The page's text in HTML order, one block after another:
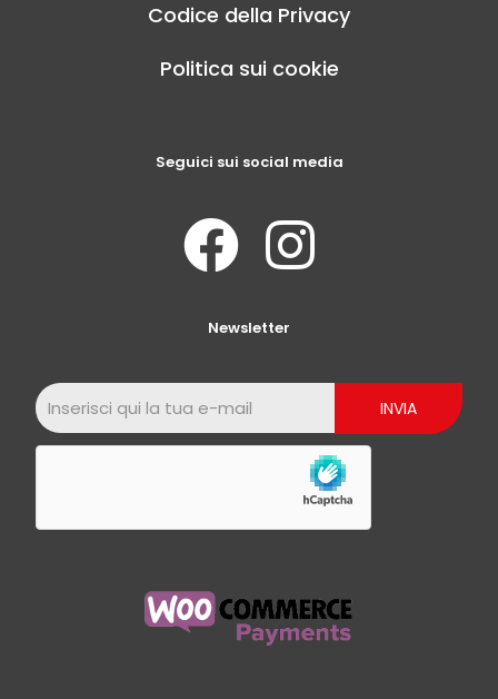
Codice della Privacy
Politica sui cookie
Seguici sui social media
Newsletter